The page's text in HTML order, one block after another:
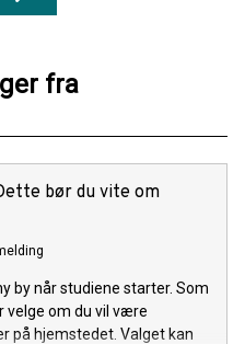
fra
bør du vite om
by når studiene starter. Som
velge om du vil være
på hjemstedet. Valget kan